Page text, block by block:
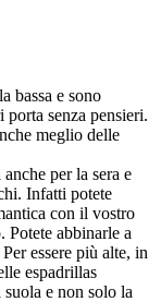
bassa e sono
senza pensieri.
meglio delle
per la sera e
Infatti potete
con il vostro
Potete abbinarle a
essere più alte, in
espadrillas
suola e non solo la